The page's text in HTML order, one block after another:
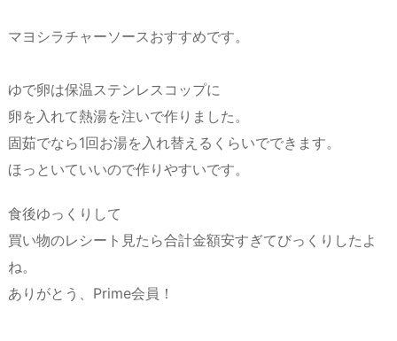
マヨシラチャーソースおすすめです。
ゆで卵は保温ステンレスコップに
卵を入れて熱湯を注いで作りました。
固茹でなら1回お湯を入れ替えるくらいでできます。
ほっといていいので作りやすいです。
食後ゆっくりして
買い物のレシート見たら合計金額安すぎてびっくりしたよ
ね。
ありがとう、Prime会員！